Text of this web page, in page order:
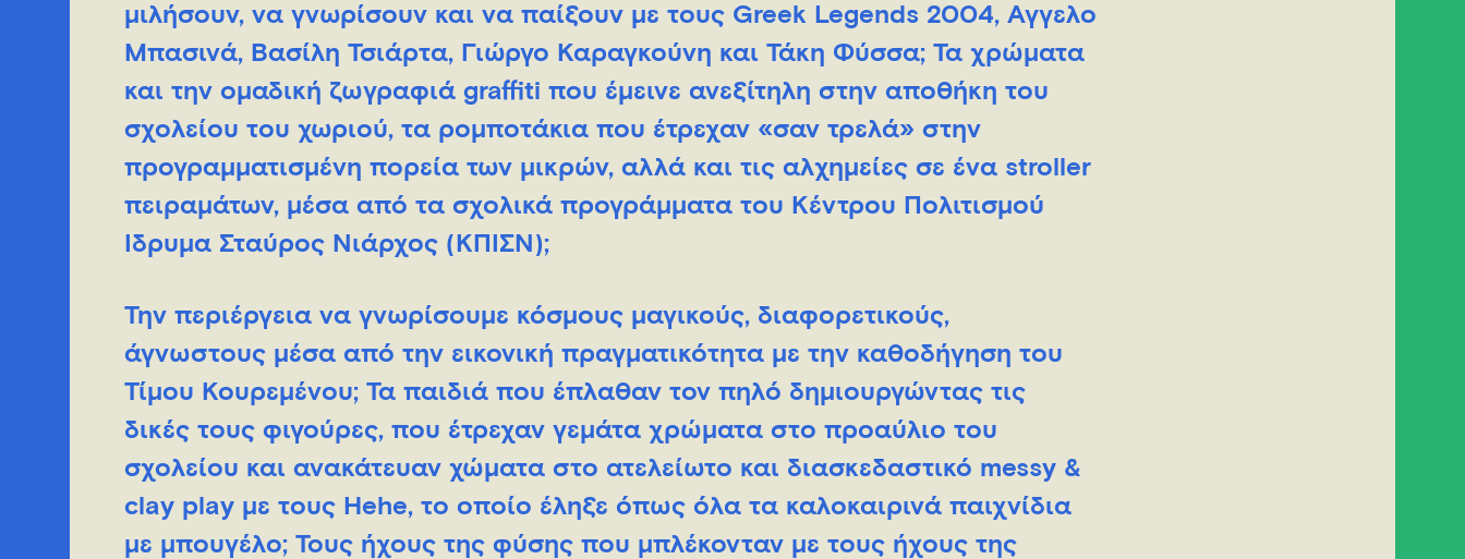
μιλήσουν, να γνωρίσουν και να παίξουν με τους Greek Legends 2004, Άγγελο
Μπασινά, Βασίλη Τσιάρτα, Γιώργο Καραγκούνη και Τάκη Φύσσα; Τα χρώματα
και την ομαδική ζωγραφιά graffiti που έμεινε ανεξίτηλη στην αποθήκη του
σχολείου του χωριού, τα ρομποτάκια που έτρεχαν «σαν τρελά» στην
προγραμματισμένη πορεία των μικρών, αλλά και τις αλχημείες σε ένα stroller
πειραμάτων, μέσα από τα σχολικά προγράμματα του Κέντρου Πολιτισμού
Ίδρυμα Σταύρος Νιάρχος (ΚΠΙΣΝ);
Την περιέργεια να γνωρίσουμε κόσμους μαγικούς, διαφορετικούς,
άγνωστους μέσα από την εικονική πραγματικότητα με την καθοδήγηση του
Τίμου Κουρεμένου; Τα παιδιά που έπλαθαν τον πηλό δημιουργώντας τις
δικές τους φιγούρες, που έτρεχαν γεμάτα χρώματα στο προαύλιο του
σχολείου και ανακάτευαν χώματα στο ατελείωτο και διασκεδαστικό messy &
clay play με τους Hehe, το οποίο έληξε όπως όλα τα καλοκαιρινά παιχνίδια
με μπουγέλο; Τους ήχους της φύσης που μπλέκονταν με τους ήχους της